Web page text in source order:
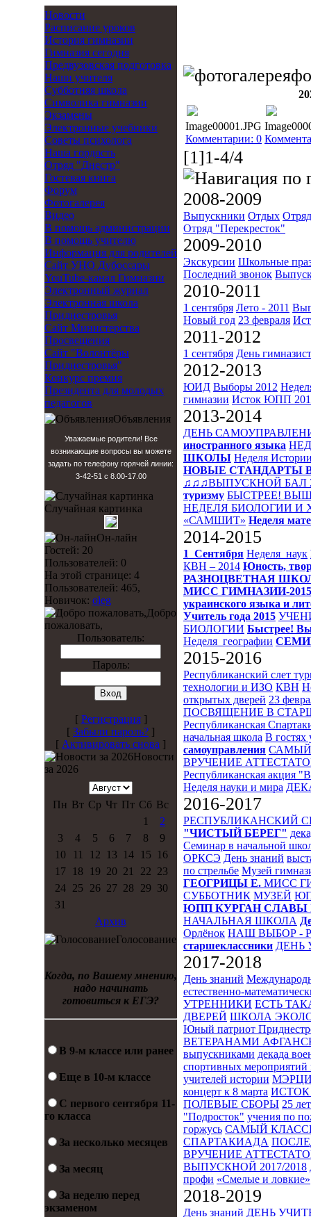
Новости
Расписание уроков
История гимназии
Гимназия сегодня
Предвузовская подготовка
Наши учителя
Субботняя школа
Символика гимназии
Экзамены
Электронные учебники
Советы психолога
Наша гордость
Отряд "Днестр"
Гостевая книга
Форум
Фотогалерея
Видео
В помощь администрации
В помощь учителю
Информация для родителей
Cайт УНО Дубоссары
YouTube-канал Гимназии
Электронный журнал
Электронная школа
Приднестровья
Сайт Министерства
Просвещения
Сайт "Волонтёры
Приднестровья"
Конкурс премия
Президента для молодых
педагогов
Объявления
Уважаемые родители! Все
возникающие вопросы вы можете
задать по телефону горячей линии:
3-42-51 с 8.00-17.00
Случайная картинка
Он-лайн
Гостей: 20
Пользователей: 0
На этой странице: 4
Пользователей: 465,
Новичок: oleg
Добро
пожаловать,
Пользователь:
Пароль:
[ Регистрация]
[ Забыли пароль? ]
[ Активировать снова ]
Новости
за 2026
Пн Вт Ср Чт Пт Сб Вс
1
2
3
4 5 6 7 8
9
10
11 12 13 14 15
16
17
18 19 20 21 22 23
24
25 26 27 28 29 30
31
Архив
Голосование
Когда, по Вашему мнению,
надо начинать
готовиться к ЕГЭ?
В 9-м классе или ранее
Еще в 10-м классе
С первого сентября 11-
го класса
За несколько месяцев
За месяц
За неделю перед
экзаменом
Image00001.JPG
Комментарии: 0
[1]1-4/4
2008-2009
Выпускники Отдых
Отряд "Перекресток"
2009-2010
Экскурсии Школьные
Последний звонок
2010-2011
1 сентября Лето - 2011
Новый год 23 февраля
2011-2012
1 сентября День
2012-2013
ЮИД Выборы 2012
гимназии Исток ЮПП
2013-2014
ДЕНЬ
иностранного языка
ШКОЛЫ Неделя
НОВЫЕ СТАНДАРТЫ
♫♫♫ВЫПУСКНОЙ БАЛ
туризму БЫСТРЕЕ!
НЕДЕЛЯ БИОЛОГИИ И
«САМШИТ» Неделя
2014-2015
1_Сентября Неделя_наук
КВН – 2014 Юность,
РАЗНОЦВЕТНАЯ
МИСС ГИМНАЗИИ-2015
украинского языка и
Учитель года 2015
БИОЛОГИИ Быстрее!
Неделя_географии
2015-2016
Республиканский слет
технологии и ИЗО КВН
открытых дверей 23
ПОСВЯЩЕНИЕ В
Республиканская
начальная школа В гостях
самоуправления
ВРУЧЕНИЕ
Республиканская акция
Неделя науки и мира
2016-2017
РЕСПУБЛИКАНСКИЙ
"ЧИСТЫЙ БЕРЕГ"
Семинар в начальной
ОРКСЭ День знаний
по стрельбе Музей
ГЕОГРИЦЫ Е. МИСС
СУББОТНИК МУЗЕЙ
ЮПП КУРГАН СЛАВЫ
НАЧАЛЬНАЯ ШКОЛА
Орлёнок НАШ ВЫБОР -
старшеклассники ДЕНЬ
2017-2018
День знаний
естественно-
УТРЕННИКИ ЕСТЬ
ДВЕРЕЙ ШКОЛА
Юный патриот
ВЕТЕРАНАМИ
выпускниками декада
спортивных мероприятий
учителей истории
концерт к 8 марта ИСТОК
ПОЛЕВЫЕ СБОРЫ 25
"Подросток" учения по
горжусь САМЫЙ
СПАРТАКИАДА
ВРУЧЕНИЕ
ВЫПУСКНОЙ 2017/2018
профи «Смелые и ловкие»
2018-2019
День знаний ДЕНЬ